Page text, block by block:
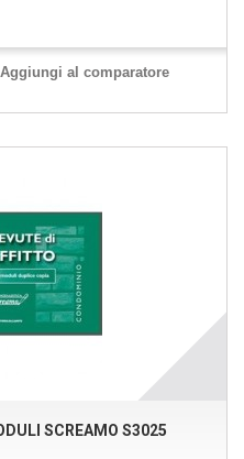
Aggiungi al comparatore
SCREAMO S3025